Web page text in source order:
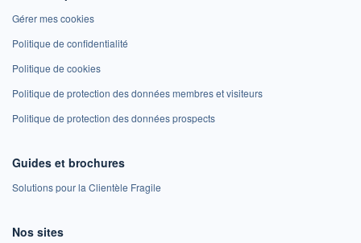
Gérer mes cookies
Politique de confidentialité
Politique de cookies
Politique de protection des données membres et visiteurs
Politique de protection des données prospects
Guides et brochures
Solutions pour la Clientèle Fragile
Nos sites